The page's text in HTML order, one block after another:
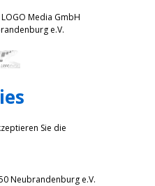
LOGO Media GmbH
e.V.
Sie die
Neubrandenburg e.V.